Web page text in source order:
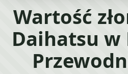
Wartość
Daihatsu w